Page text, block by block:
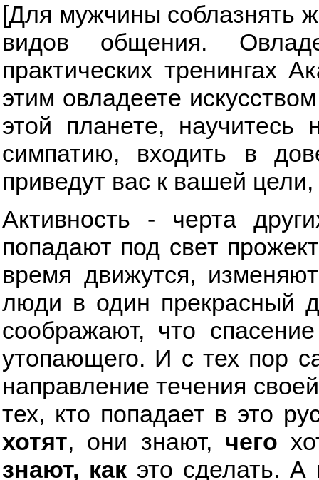
[Для мужчины соблазнять
видов общения.
практических тренингах
этим овладеете
этой планете,
симпатию, входить в
приведут вас к вашей
Активность - черта
попадают под свет
время движутся,
люди в один прекрасный
соображают, что
утопающего. И с тех пор
направление течения
тех, кто попадает в это
хотят, они знают, чего
знают, как это сделать.